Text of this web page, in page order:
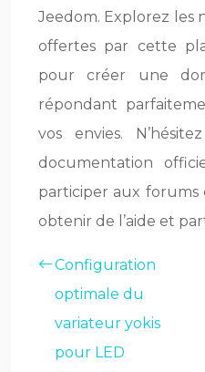
Jeedom. Explorez les
offertes par cette
pour créer une
répondant
vos envies.
documentation
participer aux
obtenir de l’aide et
Configuration
optimale du
variateur yokis
pour LED